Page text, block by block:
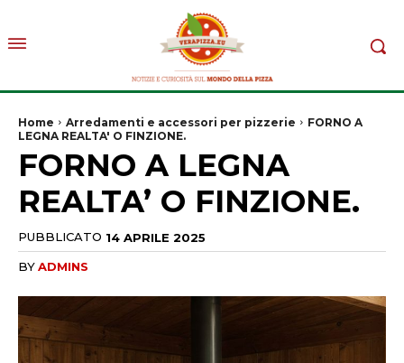
Home Arredamenti e accessori per pizzerie
FORNO A
LEGNA REALTA' O FINZIONE.
FORNO A LEGNA
REALTA’ O FINZIONE.
PUBBLICATO 14 APRILE 2025
BYADMINS